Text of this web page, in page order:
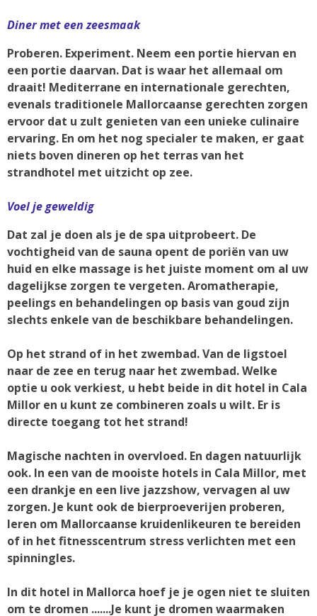
Diner met een zeesmaak
Proberen. Experiment. Neem een ​​portie hiervan en
een portie daarvan. Dat is waar het allemaal om
draait! Mediterrane en internationale gerechten,
evenals traditionele Mallorcaanse gerechten zorgen
ervoor dat u zult genieten van een unieke culinaire
ervaring. En om het nog specialer te maken, er gaat
niets boven dineren op het terras van het
strandhotel met uitzicht op zee.
Voel je geweldig
Dat zal je doen als je de spa uitprobeert. De
vochtigheid van de sauna opent de poriën van uw
huid en elke massage is het juiste moment om al uw
dagelijkse zorgen te vergeten. Aromatherapie,
peelings en behandelingen op basis van goud zijn
slechts enkele van de beschikbare behandelingen.
Op het strand of in het zwembad. Van de ligstoel
naar de zee en terug naar het zwembad. Welke
optie u ook verkiest, u hebt beide in dit hotel in Cala
Millor en u kunt ze combineren zoals u wilt. Er is
directe toegang tot het strand!
Magische nachten in overvloed. En dagen natuurlijk
ook. In een van de mooiste hotels in Cala Millor, met
een drankje en een live jazzshow, vervagen al uw
zorgen. Je kunt ook de bierproeverijen proberen,
leren om Mallorcaanse kruidenlikeuren te bereiden
of in het fitnesscentrum stress verlichten met een
spinningles.
In dit hotel in Mallorca hoef je je ogen niet te sluiten
om te dromen .......Je kunt je dromen waarmaken